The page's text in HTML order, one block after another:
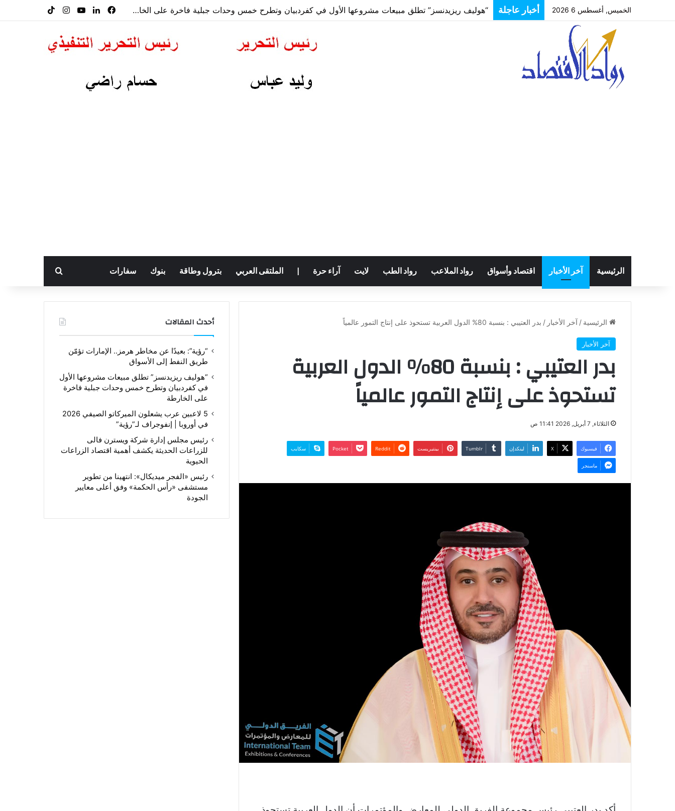
الخميس, أغسطس 6 2026 أخبار عاجلة فيسبوكلينكدإن‫YouTube
انستقرام
الرئيسية آخر الأخبار اقتصاد وأسواق رواد الملاعب رواد الطب لايت آراء حرة الملتقى العربي بترول وطاقة بنوك سفارات بحث عن
الرئيسية / آخر الأخبار / بدر العتيبي : بنسبة 80% الدول العربية تستحوذ على إنتاج التمور عالمياً
آخر الأخبار
بدر العتيبي : بنسبة 80% الدول العربية
تستحوذ على إنتاج التمور عالمياً
الثلاثاء, 7 أبريل, 2026 11:41 ص
فيسبوك ‫X لينكدإن بينتيريست ‫Pocket سكايب
ماسنجر
أحدث المقالات
“رؤية”: بعيدًا عن مخاطر هرمز.. الإمارات تؤمّن
طريق النفط إلى الأسواق
“هوليف ريزيدنسز” تطلق مبيعات مشروعها الأول
في كفردبيان وتطرح خمس وحدات جبلية فاخرة
على الخارطة
5 لاعبين عرب يشعلون الميركاتو الصيفي 2026
في أوروبا | إنفوجراف لـ”رؤية”
رئيس مجلس إدارة شركة ويسترن فالى
للزراعات الحديثة يكشف أهمية اقتصاد الزراعات
الحيوية
رئيس «الفجر ميديكال»: انتهينا من تطوير
مستشفى «رأس الحكمة» وفق أعلى معايير
الجودة